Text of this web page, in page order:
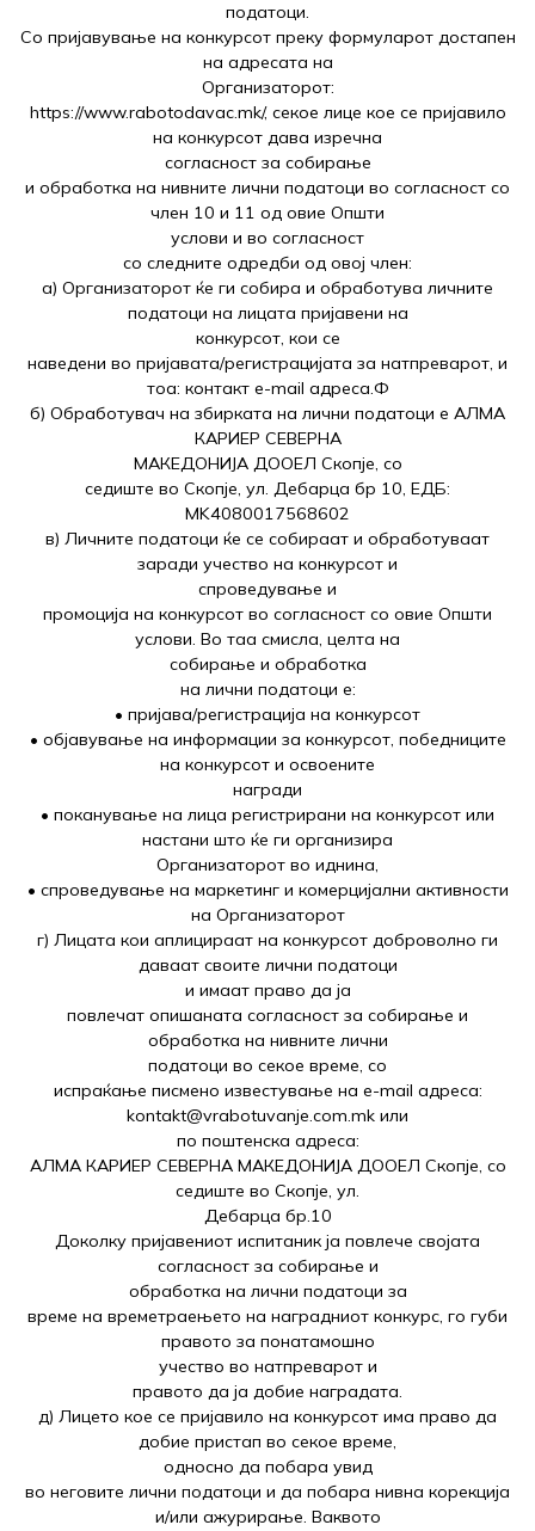
податоци.
Со пријавување на конкурсот преку формуларот достапен
на адресата на
Организаторот:
https://www.rabotodavac.mk/, секое лице кое се пријавило
на конкурсот дава изречна
согласност за собирање
и обработка на нивните лични податоци во согласност со
член 10 и 11 од овие Општи
услови и во согласност
со следните одредби од овој член:
а) Организаторот ќе ги собира и обработува личните
податоци на лицата пријавени на
конкурсот, кои се
наведени во пријавата/регистрацијата за натпреварот, и
тоа: контакт e-mail адреса.Ф
б) Обработувач на збирката на лични податоци е АЛМА
КАРИЕР СЕВЕРНА
МАКЕДОНИЈА ДООЕЛ Скопје, со
седиште во Скопје, ул. Дебарца бр 10, ЕДБ:
MK4080017568602
в) Личните податоци ќе се собираат и обработуваат
заради учество на конкурсот и
спроведување и
промоција на конкурсот во согласност со овие Општи
услови. Во таа смисла, целта на
собирање и обработка
на лични податоци е:
• пријава/регистрација на конкурсот
• објавување на информации за конкурсот, победниците
на конкурсот и освоените
награди
• поканување на лица регистрирани на конкурсот или
настани што ќе ги организира
Организаторот во иднина,
• спроведување на маркетинг и комерцијални активности
на Организаторот
г) Лицата кои аплицираат на конкурсот доброволно ги
даваат своите лични податоци
и имаат право да ја
повлечат опишаната согласност за собирање и
обработка на нивните лични
податоци во секое време, со
испраќање писмено известување на e-mail адреса:
kontakt@vrabotuvanje.com.mk или
по поштенска адреса:
АЛМА КАРИЕР СЕВЕРНА МАКЕДОНИЈА ДООЕЛ Скопје, со
седиште во Скопје, ул.
Дебарца бр.10
Доколку пријавениот испитаник ја повлече својата
согласност за собирање и
обработка на лични податоци за
време на времетраењето на наградниот конкурс, го губи
правото за понатамошно
учество во натпреварот и
правото да ја добие наградата.
д) Лицето кое се пријавило на конкурсот има право да
добие пристап во секое време,
односно да побара увид
во неговите лични податоци и да побара нивна корекција
и/или ажурирање. Ваквото